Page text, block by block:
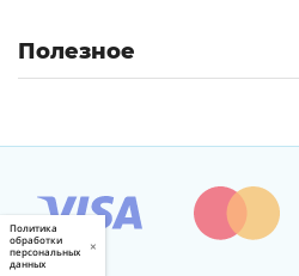
Полезное
Политика
обработки
персональных
данных
×